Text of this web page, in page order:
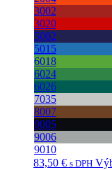
3002
3020
5002
5015
6018
6024
6026
7035
8007
9005
9006
9010
83,50 € s DPH